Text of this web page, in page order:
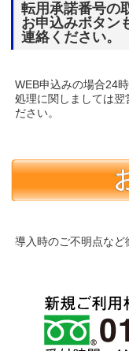
転用承諾番号の
お申込みボタン
連絡ください。
WEB申込みの場合24
処理に関しましては翌
ださい。
導入時のご不明点など